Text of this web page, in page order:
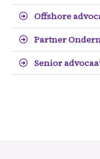
Offshore
Partner
Senior